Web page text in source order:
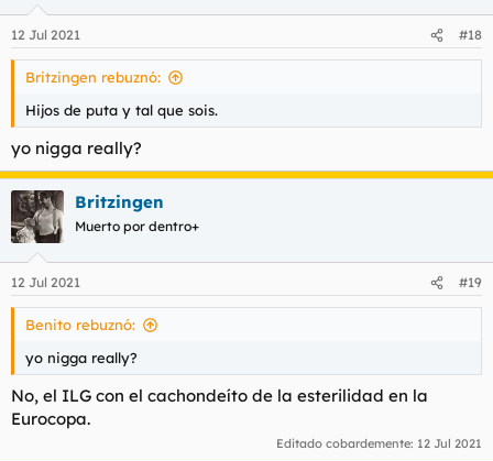
e
s
12 Jul 2021 #18
Britzingen rebuznó:
Hijos de puta y tal que sois.
yo nigga really?
Britzingen
Muerto por dentro+
12 Jul 2021 #19
Benito rebuznó:
yo nigga really?
No, el ILG con el cachondeíto de la esterilidad en la
Eurocopa.
Editado cobardemente: 12 Jul 2021